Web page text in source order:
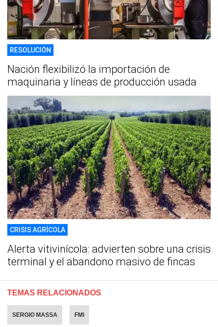
RESOLUCIÓN
Nación flexibilizó la importación de
maquinaria y líneas de producción usada
CRISIS AGRÍCOLA
Alerta vitivinícola: advierten sobre una crisis
terminal y el abandono masivo de fincas
TEMAS RELACIONADOS
SERGIO MASSA FMI